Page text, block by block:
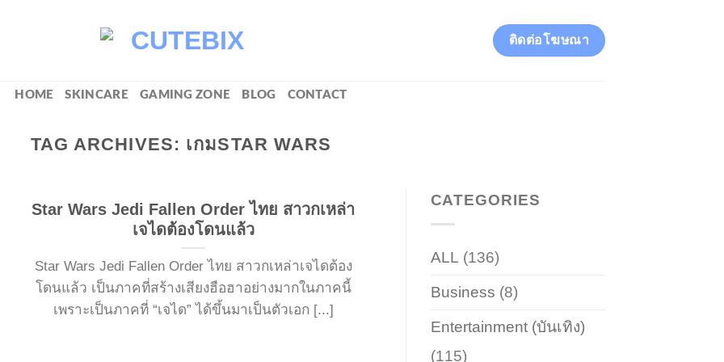
ติดต่อโฆษณา
HOME SKINCARE GAMING ZONE BLOG CONTACT
TAG ARCHIVES: เกมSTAR WARS
Star Wars Jedi Fallen Order ไทย สาวกเหล่า
เจไดต้องโดนแล้ว
Star Wars Jedi Fallen Order ไทย สาวกเหล่าเจไดต้อง
โดนแล้ว เป็นภาคที่สร้างเสียงฮือฮาอย่างมากในภาคนี้
เพราะเป็นภาคที่ “เจได” ได้ขึ้นมาเป็นตัวเอก [...]
CATEGORIES
ALL (136)
Business (8)
Entertainment (บันเทิง)
(115)